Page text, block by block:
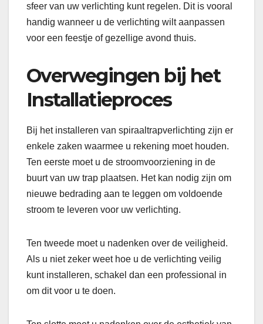
sfeer van uw verlichting kunt regelen. Dit is vooral
handig wanneer u de verlichting wilt aanpassen
voor een feestje of gezellige avond thuis.
Overwegingen bij het
Installatieproces
Bij het installeren van spiraaltrapverlichting zijn er
enkele zaken waarmee u rekening moet houden.
Ten eerste moet u de stroomvoorziening in de
buurt van uw trap plaatsen. Het kan nodig zijn om
nieuwe bedrading aan te leggen om voldoende
stroom te leveren voor uw verlichting.
Ten tweede moet u nadenken over de veiligheid.
Als u niet zeker weet hoe u de verlichting veilig
kunt installeren, schakel dan een professional in
om dit voor u te doen.